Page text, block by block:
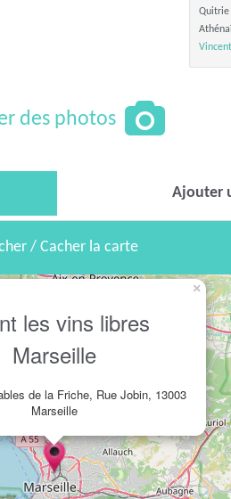
Quitrie
des photos
Ajouter
/ Cacher la carte
les vins libres
Marseille
de la Friche, Rue Jobin, 13003
Marseille
×